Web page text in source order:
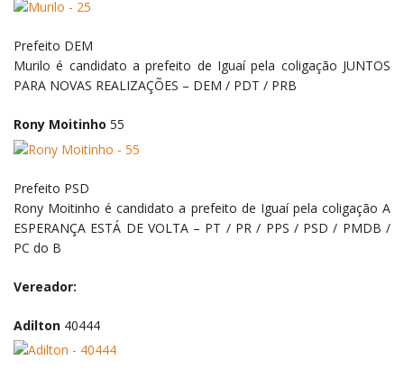
Prefeito DEM
Murilo é candidato a prefeito de Iguaí pela coligação JUNTOS
PARA NOVAS REALIZAÇÕES – DEM / PDT / PRB
Rony Moitinho 55
Prefeito PSD
Rony Moitinho é candidato a prefeito de Iguaí pela coligação A
ESPERANÇA ESTÁ DE VOLTA – PT / PR / PPS / PSD / PMDB /
PC do B
Vereador:
Adilton 40444